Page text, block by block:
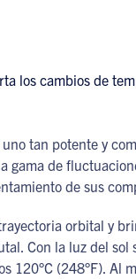
tan potente y
de
de sus
orbital y
Con la luz del
(248°F). Al